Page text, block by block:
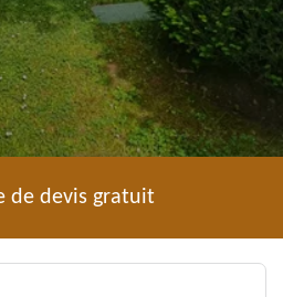
de devis gratuit